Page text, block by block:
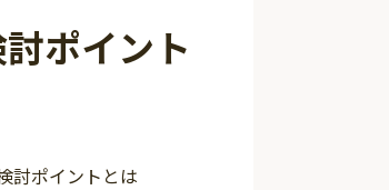
ポイント
討ポイントとは